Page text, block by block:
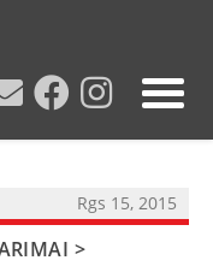
Rgs 15, 2015
>